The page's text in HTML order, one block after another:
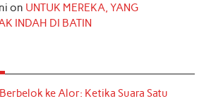
on UNTUK MEREKA, YANG
INDAH DI BATIN
ke Alor: Ketika Suara Satu